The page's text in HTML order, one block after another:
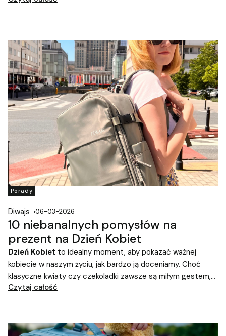
jednak można zabrać powerbank do samolotu? Sprawdź
najważniejsze zasady.
Porady
Diwajs 06-03-2026
10 niebanalnych pomysłów na
prezent na Dzień Kobiet
Dzień Kobiet to idealny moment, aby pokazać ważnej
kobiecie w naszym życiu, jak bardzo ją doceniamy. Choć
klasyczne kwiaty czy czekoladki zawsze są miłym gestem,
coraz więcej osób szuka czegoś bardziej oryginalnego. Nic
Czytaj całość